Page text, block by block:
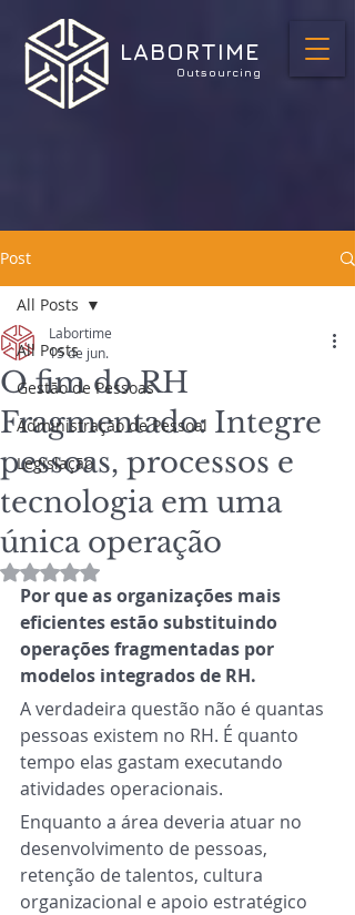
LABORTIME
Outsourcing
Post
All Posts
Gestão de Pessoas
Administração de Pessoal
Legislação
All Posts
O fim do RH
Fragmentado: Integre
pessoas, processos e
tecnologia em uma
única operação
Labortime
15 de jun.
Avaliado com NaN de 5 estrelas.
Por que as organizações mais
eficientes estão substituindo
operações fragmentadas por
modelos integrados de RH.
A verdadeira questão não é quantas
pessoas existem no RH. É quanto
tempo elas gastam executando
atividades operacionais.
Enquanto a área deveria atuar no
desenvolvimento de pessoas,
retenção de talentos, cultura
organizacional e apoio estratégico